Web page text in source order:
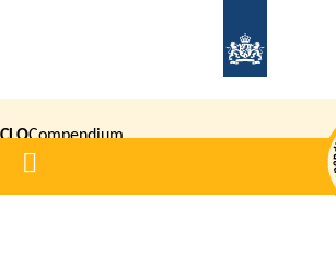
inhoud
gaan
CLOCompendium
voor de
Home